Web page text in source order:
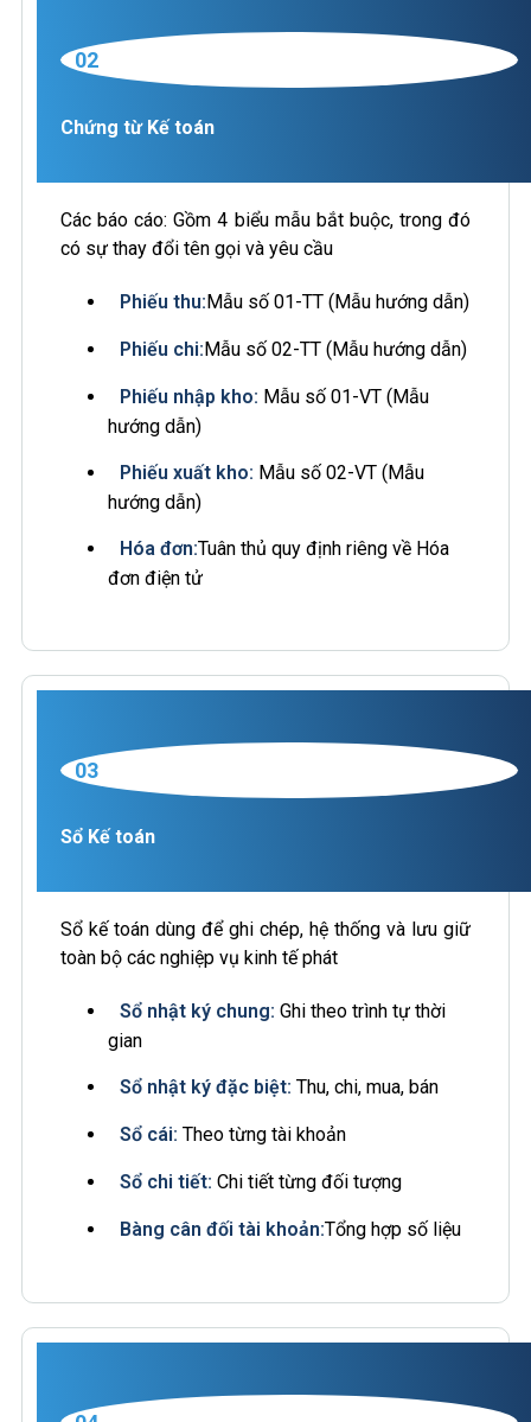
02
Chứng từ Kế toán
Các báo cáo: Gồm 4 biểu mẫu bắt buộc, trong đó
có sự thay đổi tên gọi và yêu cầu
Phiếu thu:Mẫu số 01-TT (Mẫu hướng dẫn)
Phiếu chi:Mẫu số 02-TT (Mẫu hướng dẫn)
Phiếu nhập kho: Mẫu số 01-VT (Mẫu
hướng dẫn)
Phiếu xuất kho: Mẫu số 02-VT (Mẫu
hướng dẫn)
Hóa đơn:Tuân thủ quy định riêng về Hóa
đơn điện tử
03
Sổ Kế toán
Sổ kế toán dùng để ghi chép, hệ thống và lưu giữ
toàn bộ các nghiệp vụ kinh tế phát
Sổ nhật ký chung: Ghi theo trình tự thời
gian
Sổ nhật ký đặc biệt: Thu, chi, mua, bán
Sổ cái: Theo từng tài khoản
Sổ chi tiết: Chi tiết từng đối tượng
Bàng cân đối tài khoản:Tổng hợp số liệu